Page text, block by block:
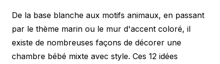
De la base blanche aux motifs animaux, en passant
par le thème marin ou le mur d'accent coloré, il
existe de nombreuses façons de décorer une
chambre bébé mixte avec style. Ces 12 idées